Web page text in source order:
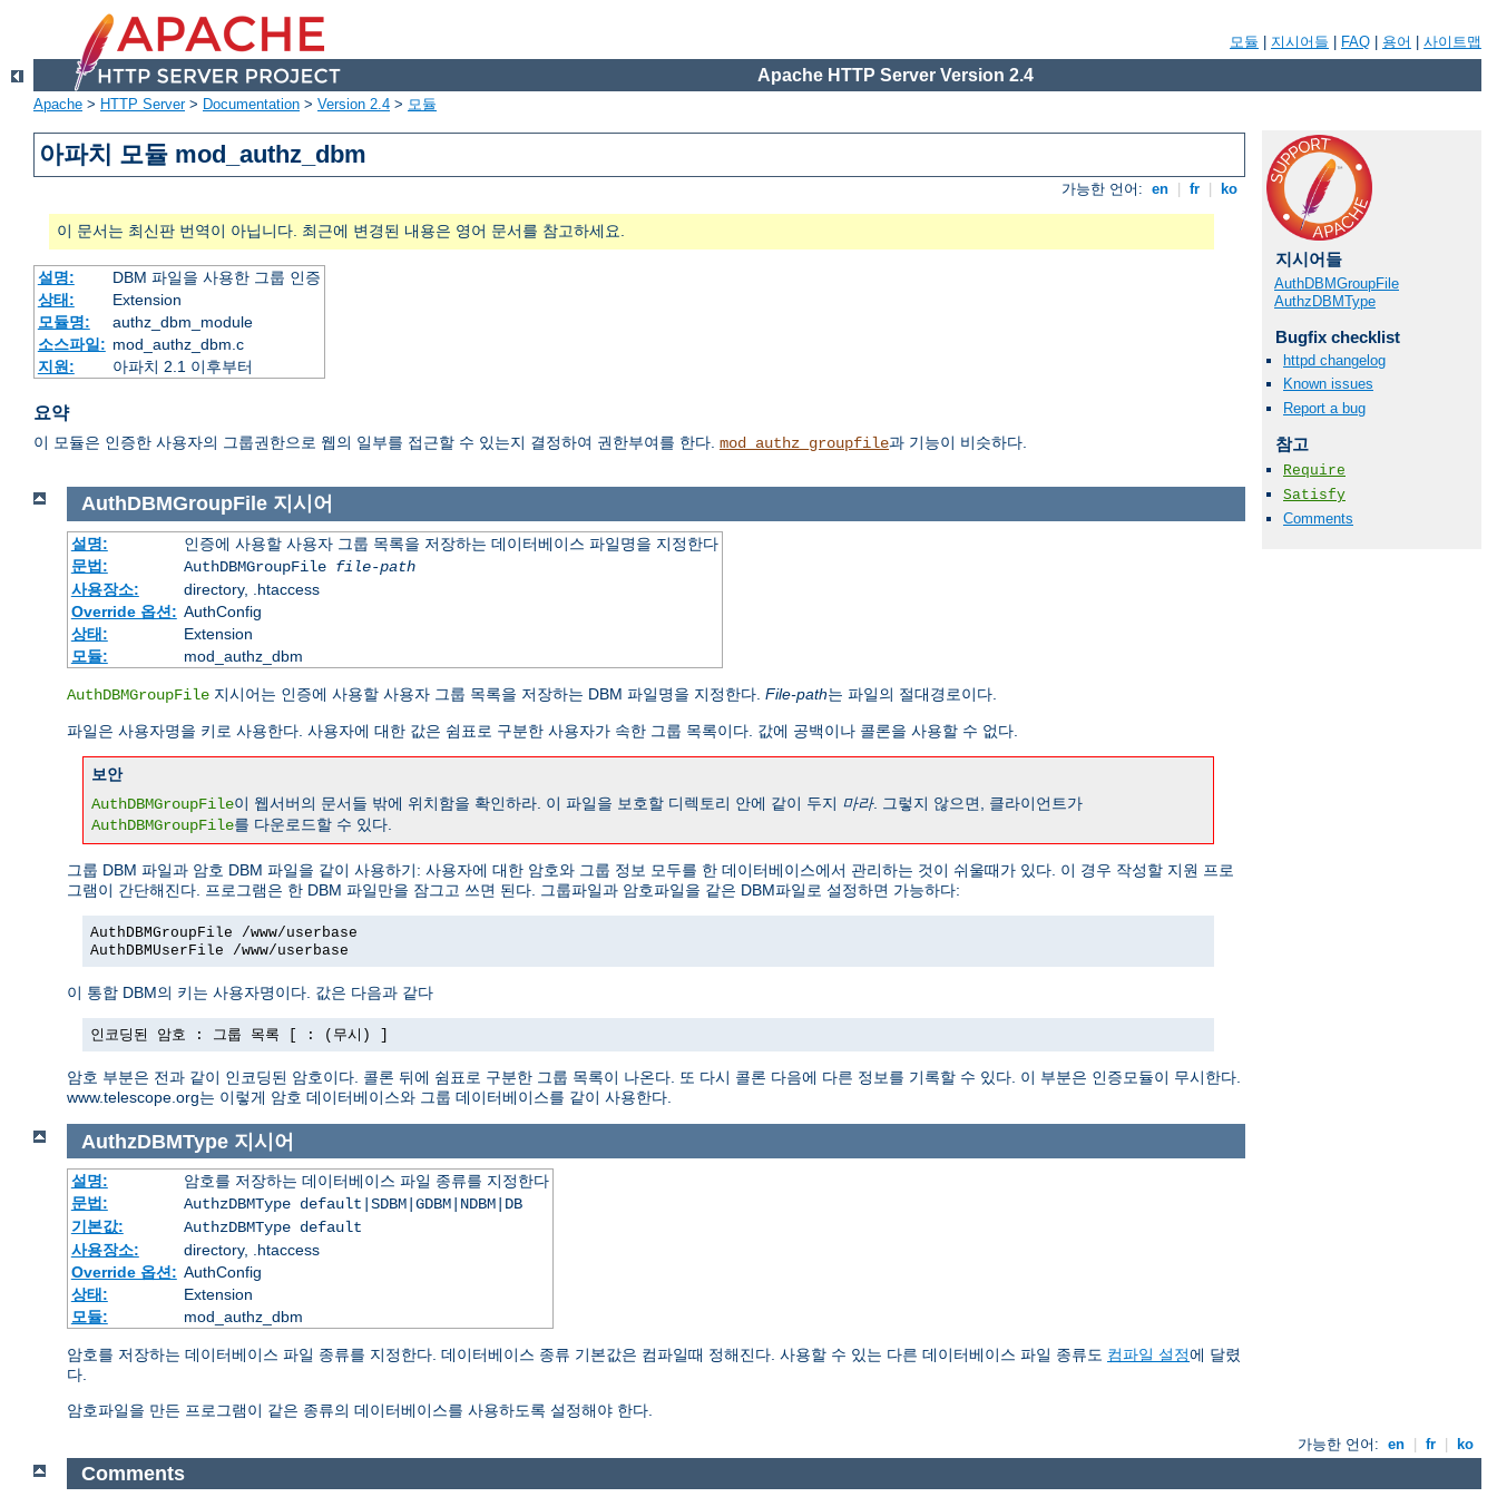
모듈 지시어들 FAQ 용어 사이트맵
Apache HTTP Server Version 2.4
Apache > HTTP Server> Documentation > Version 2.4 > 모듈
아파치 모듈 mod_authz_dbm
가능한 언어: en fr ko
이 문서는 최신판 번역이 아닙니다. 최근에 변경된 내용은 영어 문서를 참고하세요.
설명:
DBM 파일을 사용한 그룹 인증
상태:
Extension
모듈명:
authz_dbm_module
소스파일: mod_authz_dbm.c
지원:
아파치 2.1 이후부터
요약
이 모듈은 인증한 사용자의 그룹권한으로 웹의 일부를 접근할 수 있는지 결정하여 권한부여를 한다. mod_authz_groupfile과 기능이 비슷하다.
지시어들
AuthDBMGroupFile
AuthzDBMType
Bugfix checklist
httpd changelog
Known issues
Report a bug
참고
Require
Satisfy
Comments
AuthDBMGroupFile 지시어
설명:
인증에 사용할 사용자 그룹 목록을 저장하는 데이터베이스 파일명을 지정한다
문법:
AuthDBMGroupFile file-path
사용장소:
directory, .htaccess
Override 옵션: AuthConfig
상태:
Extension
모듈:
mod_authz_dbm
AuthDBMGroupFile 지시어는 인증에 사용할 사용자 그룹 목록을 저장하는 DBM 파일명을 지정한다. File-path는 파일의 절대경로이다.
파일은 사용자명을 키로 사용한다. 사용자에 대한 값은 쉼표로 구분한 사용자가 속한 그룹 목록이다. 값에 공백이나 콜론을 사용할 수 없다.
보안
AuthDBMGroupFile이 웹서버의 문서들 밖에 위치함을 확인하라. 이 파일을 보호할 디렉토리 안에 같이 두지 마라. 그렇지 않으면, 클라이언트가
AuthDBMGroupFile를 다운로드할 수 있다.
그룹 DBM 파일과 암호 DBM 파일을 같이 사용하기: 사용자에 대한 암호와 그룹 정보 모두를 한 데이터베이스에서 관리하는 것이 쉬울때가 있다. 이 경우 작성할 지원 프로
그램이 간단해진다. 프로그램은 한 DBM 파일만을 잠그고 쓰면 된다. 그룹파일과 암호파일을 같은 DBM파일로 설정하면 가능하다:
AuthDBMGroupFile /www/userbase
AuthDBMUserFile /www/userbase
이 통합 DBM의 키는 사용자명이다. 값은 다음과 같다
인코딩된 암호 : 그룹 목록 [ : (무시) ]
암호 부분은 전과 같이 인코딩된 암호이다. 콜론 뒤에 쉼표로 구분한 그룹 목록이 나온다. 또 다시 콜론 다음에 다른 정보를 기록할 수 있다. 이 부분은 인증모듈이 무시한다.
www.telescope.org는 이렇게 암호 데이터베이스와 그룹 데이터베이스를 같이 사용한다.
AuthzDBMType 지시어
설명:
암호를 저장하는 데이터베이스 파일 종류를 지정한다
문법:
AuthzDBMType default|SDBM|GDBM|NDBM|DB
기본값:
AuthzDBMType default
사용장소:
directory, .htaccess
Override 옵션: AuthConfig
상태:
Extension
모듈:
mod_authz_dbm
암호를 저장하는 데이터베이스 파일 종류를 지정한다. 데이터베이스 종류 기본값은 컴파일때 정해진다. 사용할 수 있는 다른 데이터베이스 파일 종류도 컴파일 설정에 달렸
다.
암호파일을 만든 프로그램이 같은 종류의 데이터베이스를 사용하도록 설정해야 한다.
가능한 언어: en fr ko
Comments